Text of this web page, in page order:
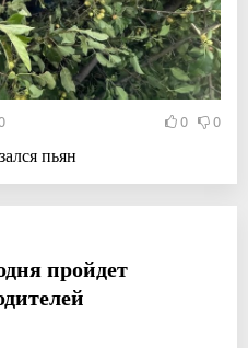
0 0
пьян
пройдет